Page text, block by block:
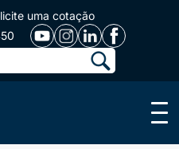
uma cotação
Menu